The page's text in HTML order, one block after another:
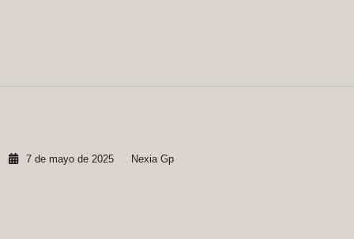
7 de mayo de 2025 Nexia Gp